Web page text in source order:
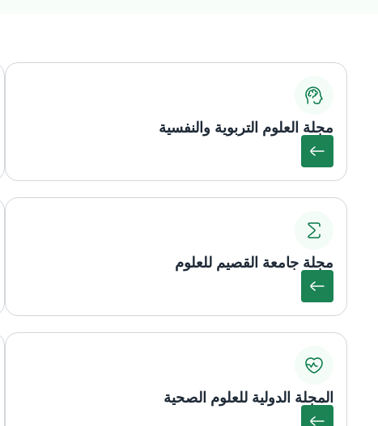
مجلة العلوم التربوية والنفسية
مجلة جامعة القصيم للعلوم
المجلة الدولية للعلوم الصحية